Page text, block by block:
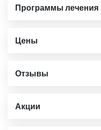
Программы лечения
Цены
Отзывы
Акции